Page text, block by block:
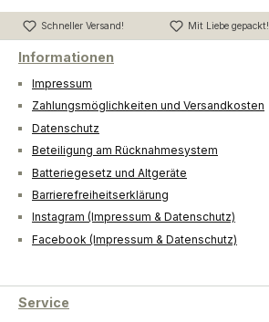
Schneller Versand! Mit Liebe gepackt!
Informationen
Impressum
Zahlungsmöglichkeiten und Versandkosten
Datenschutz
Beteiligung am Rücknahmesystem
Batteriegesetz und Altgeräte
Barrierefreiheitserklärung
Instagram (Impressum & Datenschutz)
Facebook (Impressum & Datenschutz)
Service